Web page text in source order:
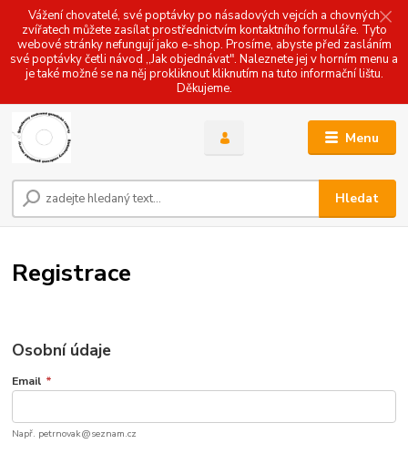
Vážení chovatelé, své poptávky po násadových vejcích a chovných
zvířatech můžete zasílat prostřednictvím kontaktního formuláře. Tyto
webové stránky nefungují jako e-shop. Prosíme, abyste před zasláním
své poptávky četli návod ,,Jak objednávat". Naleznete jej v horním menu a
je také možné se na něj prokliknout kliknutím na tuto informační lištu.
Děkujeme.
Menu
Hledat
Registrace
Osobní údaje
Email *
Např. petrnovak@seznam.cz